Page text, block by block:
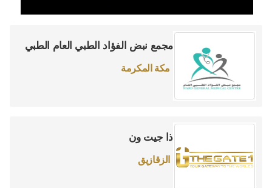
مجمع نبض الفؤاد الطبي العام الطبي
مكة المكرمة
ذا جيت ون
الزقازيق